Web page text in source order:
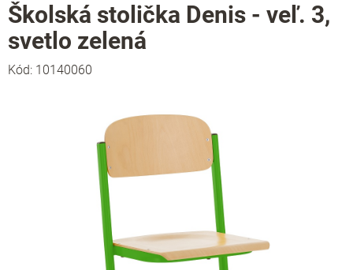
Školská stolička Denis - veľ. 3,
svetlo zelená
Kód: 10140060